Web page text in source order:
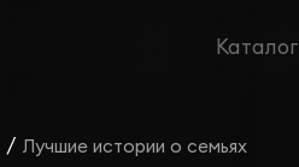
Каталог
/ Лучшие истории о семьях